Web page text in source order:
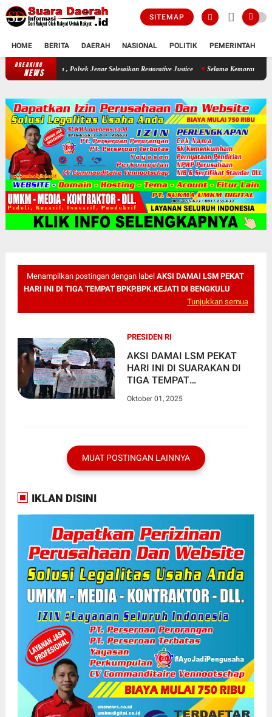
SITEMAP
HOME BERITA DAERAH NASIONAL POLITIK PEMERINTAH
BREAKING
NEWS Seorang Ayah Mencuri Jagung Demi Sang Buah Hatinya , Polsek Jenar
Menampilkan postingan dengan label AKSI DAMAI LSM PEKAT
HARI INI DI TIGA TEMPAT BPKP.BPK.KEJATI DI BENGKULU
Tunjukkan semua
PRESIDEN RI
AKSI DAMAI LSM PEKAT
HARI INI DI SUARAKAN DI
TIGA TEMPAT
BENGKULU, MENUNTUT
TIDAK BERJALAN
Oktober 01, 2025
MUAT POSTINGAN LAINNYA
IKLAN DISINI